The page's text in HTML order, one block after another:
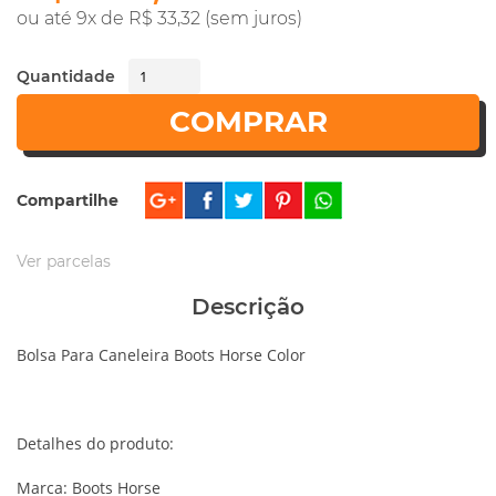
ou até 9x de R$ 33,32 (sem juros)
Quantidade
COMPRAR
Compartilhe
Ver parcelas
Descrição
Bolsa Para Caneleira Boots Horse Color
Detalhes do produto:
Marca: Boots Horse